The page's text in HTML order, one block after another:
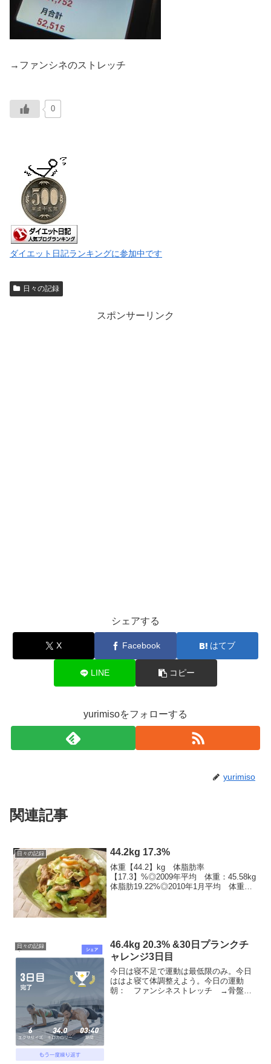
→ファンシネのストレッチ
0
ダイエット日記ランキングに参加中です
日々の記録
スポンサーリンク
シェアする
X Facebook はてブ
LINE コピー
yurimisoをフォローする
yurimiso
関連記事
日々の記録 44.2kg 17.3%
体重【44.2】kg 体脂肪率
【17.3】%◎2009年平均 体重：45.58kg
体脂肪19.22%◎2010年1月平均 体重：
日々の記録
46.4kg 20.3% &30日プランクチ
ャレンジ3日目
今日は寝不足で運動は最低限のみ。今日
ははよ寝て体調整えよう。今日の運動
朝： ファンシネストレッチ →骨盤底